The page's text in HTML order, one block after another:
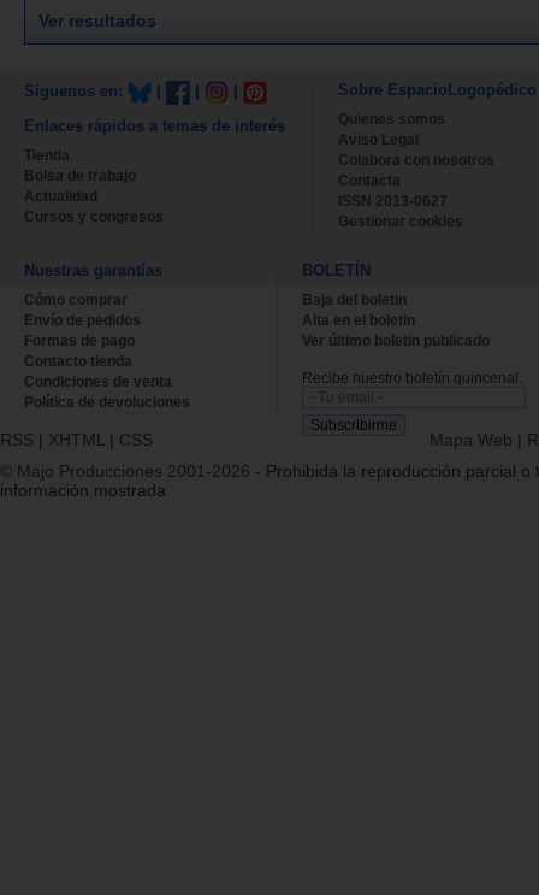
Ver resultados
Síguenos en:
Enlaces rápidos a temas de interés
Tienda
Bolsa de trabajo
Actualidad
Cursos y congresos
Sobre EspacioLogopédico
Quienes somos
Aviso Legal
Colabora con nosotros
Contacta
ISSN 2013-0627
Gestionar cookies
Nuestras garantías
Cómo comprar
Envío de pedidos
Formas de pago
Contacto tienda
Condiciones de venta
Política de devoluciones
BOLETÍN
Baja del boletin
Alta en el boletin
Ver último boletin publicado
Recibe nuestro boletín quincenal.
RSS | XHTML | CSS Mapa Web |
© Majo Producciones 2001-2026 - Prohibida la reproducción parcial o
información mostrada